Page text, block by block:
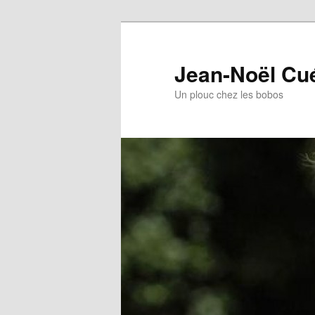
Jean-Noël
Un plouc chez les bobos